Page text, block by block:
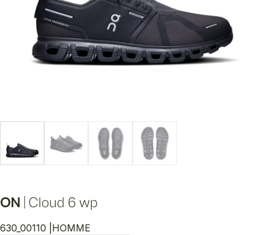
ON Cloud 6 wp
630_00110 | HOMME